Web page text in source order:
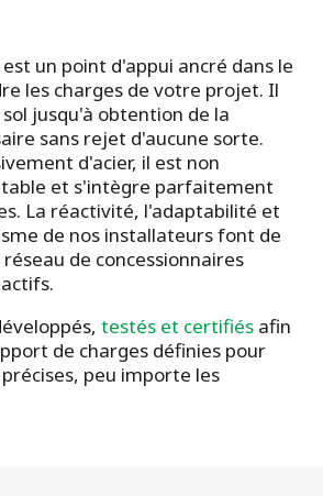
est un point d'appui ancré dans le
les charges de votre projet. Il
jusqu'à obtention de la
sans rejet d'aucune sorte.
d'acier, il est non
et s'intègre parfaitement
La réactivité, l'adaptabilité et
de nos installateurs font de
de concessionnaires
testés et certifiés afin
de charges définies pour
peu importe les